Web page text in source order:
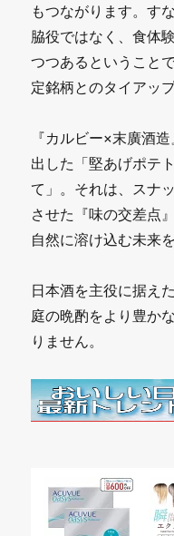
もつながります。す
脇役ではなく、食体
つつあるということ
定銘柄とのタイアッ
『カルビー×末廣酒
出した「堅あげポテ
て」。それは、スナ
させた『味の交差点
自然に溶け込む未来
日本酒を主役に据え
庭の晩酌をより豊か
りません。